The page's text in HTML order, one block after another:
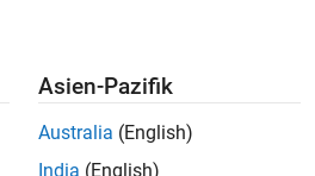
parameters and the model
class to:
Asien-Pazifik
Australia (English)
India (English)